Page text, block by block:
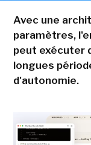
Avec une
paramètres,
peut exécuter
longues
d'autonomie.